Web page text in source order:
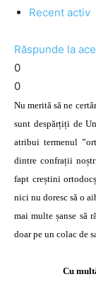
Recent activ
Răspunde la
0
0
Nu merită să ne
sunt despărțiți de
atribui termenul
dintre confrații
fapt creștini
nici nu doresc să o
mai multe șanse să
doar pe un colac de
Cu